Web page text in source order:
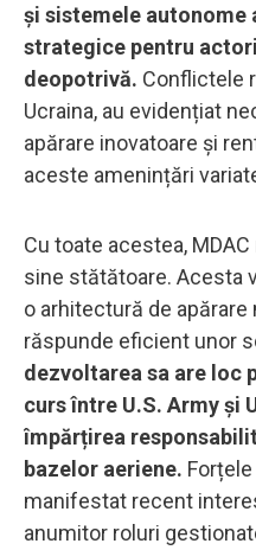
și sistemele autonome
strategice pentru
deopotrivă. Conflictele
Ucraina, au evidențiat
apărare inovatoare și
aceste amenințări
Cu toate acestea,
sine stătătoare. Acesta
o arhitectură de apărare
răspunde eficient unor
dezvoltarea sa are loc
curs între U.S. Army și
împărțirea
bazelor aeriene. Forțele
manifestat recent
anumitor roluri